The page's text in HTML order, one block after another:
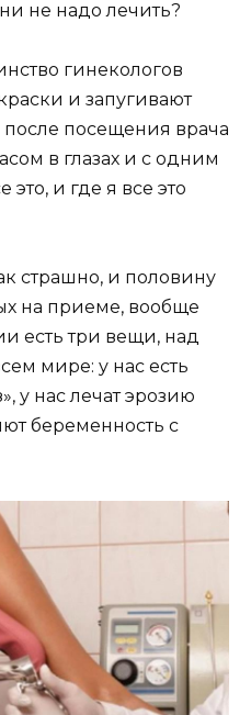
не надо лечить?
гинекологов
и запугивают
после посещения врача
в глазах и с одним
это, и где я все это
страшно, и половину
на приеме, вообще
есть три вещи, над
мире: у нас есть
у нас лечат эрозию
беременность с